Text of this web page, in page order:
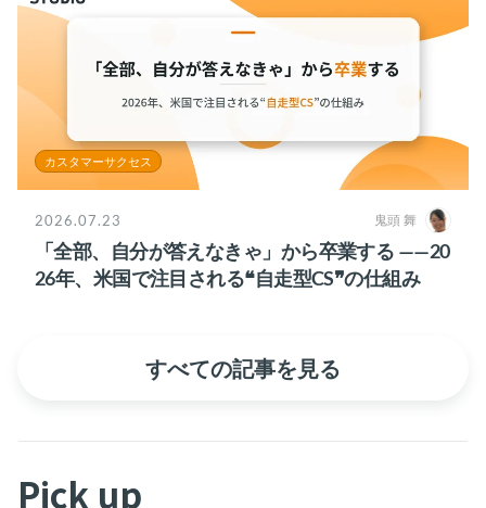
カスタマーサクセス
2026.07.23 鬼頭 舞
「全部、自分が答えなきゃ」から卒業する ——20
26年、米国で注目される❝自走型CS❞の仕組み
すべての記事を見る
Pick up